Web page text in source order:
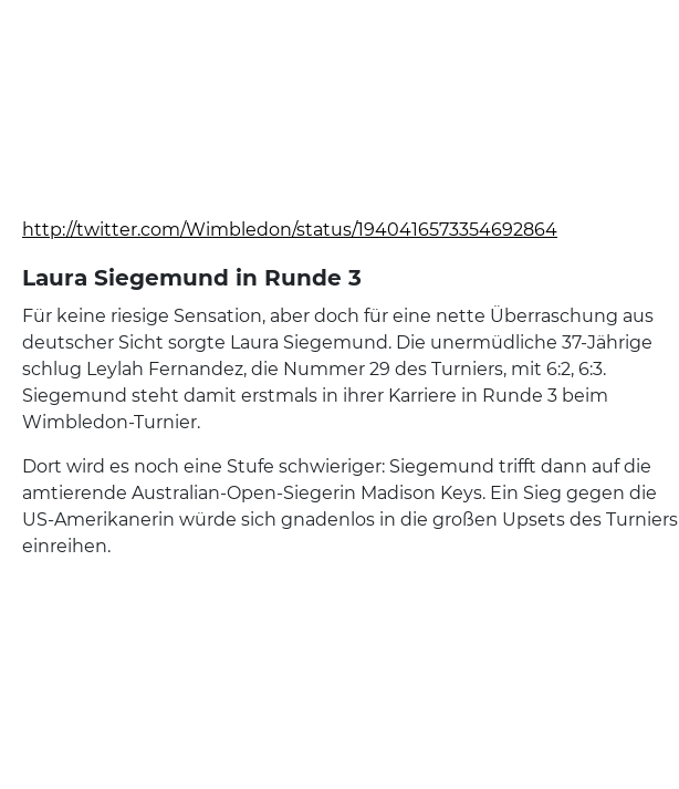
http://twitter.com/Wimbledon/status/1940416573354692864
Laura Siegemund in Runde 3
Für keine riesige Sensation, aber doch für eine nette Überraschung aus
deutscher Sicht sorgte Laura Siegemund. Die unermüdliche 37-Jährige
schlug Leylah Fernandez, die Nummer 29 des Turniers, mit 6:2, 6:3.
Siegemund steht damit erstmals in ihrer Karriere in Runde 3 beim
Wimbledon-Turnier.
Dort wird es noch eine Stufe schwieriger: Siegemund trifft dann auf die
amtierende Australian-Open-Siegerin Madison Keys. Ein Sieg gegen die
US-Amerikanerin würde sich gnadenlos in die großen Upsets des Turniers
einreihen.